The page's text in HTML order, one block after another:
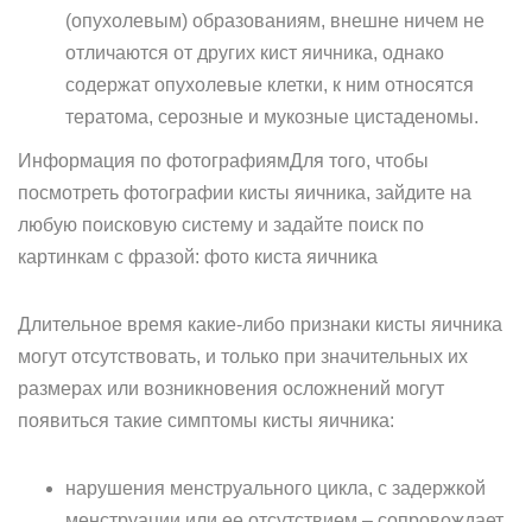
(опухолевым) образованиям, внешне ничем не
отличаются от других кист яичника, однако
содержат опухолевые клетки, к ним относятся
тератома, серозные и мукозные цистаденомы.
Информация по фотографиямДля того, чтобы
посмотреть фотографии кисты яичника, зайдите на
любую поисковую систему и задайте поиск по
картинкам с фразой: фото киста яичника
Длительное время какие-либо признаки кисты яичника
могут отсутствовать, и только при значительных их
размерах или возникновения осложнений могут
появиться такие симптомы кисты яичника:
нарушения менструального цикла, с задержкой